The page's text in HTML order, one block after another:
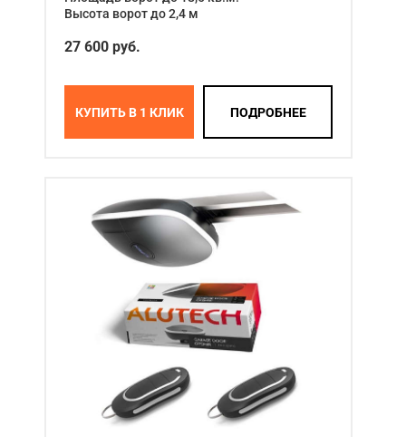
Высота ворот до 2,4 м
27 600 руб.
КУПИТЬ В 1 КЛИК ПОДРОБНЕЕ